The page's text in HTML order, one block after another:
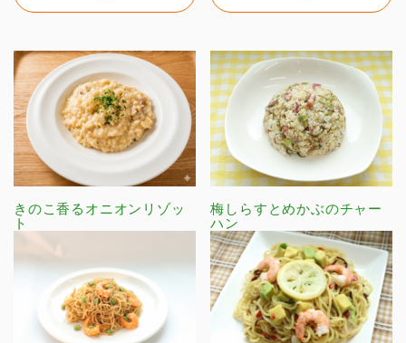
きのこ香るオニオンリゾッ
ト
梅しらすとめかぶのチャー
ハン